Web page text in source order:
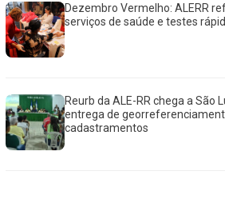
Dezembro Vermelho: ALERR
serviços de saúde e testes
Reurb da ALE-RR chega a São
entrega de
cadastramentos